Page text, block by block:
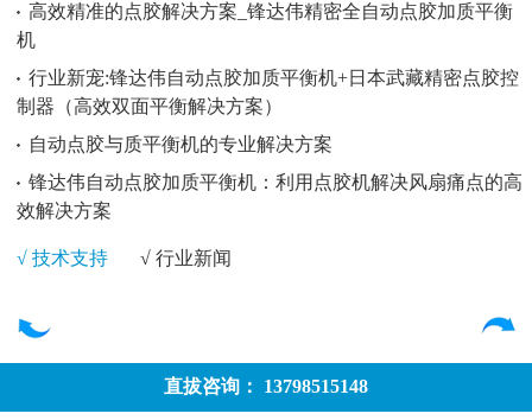
高效精准的点胶解决方案_锋达伟精密全自动点胶加质平衡
机
行业新宠:锋达伟自动点胶加质平衡机+日本武藏精密点胶控
制器（高效双面平衡解决方案）
自动点胶与质平衡机的专业解决方案
锋达伟自动点胶加质平衡机：利用点胶机解决风扇痛点的高
效解决方案
√ 技术支持 √ 行业新闻
直拔咨询： 13798515148